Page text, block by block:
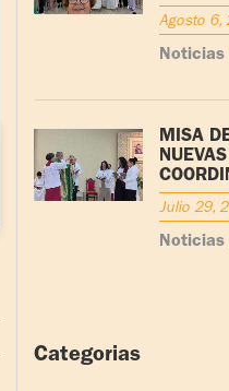
Agosto 6,
Noticias
MISA
Julio 29,
Noticias
Categorias